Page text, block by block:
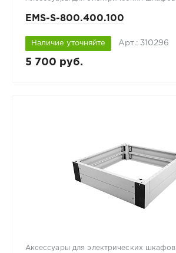
EMS-S-800.400.100
Наличие уточняйте Арт.: 310296
5 700 руб.
Аксессуары для электрических шкафов